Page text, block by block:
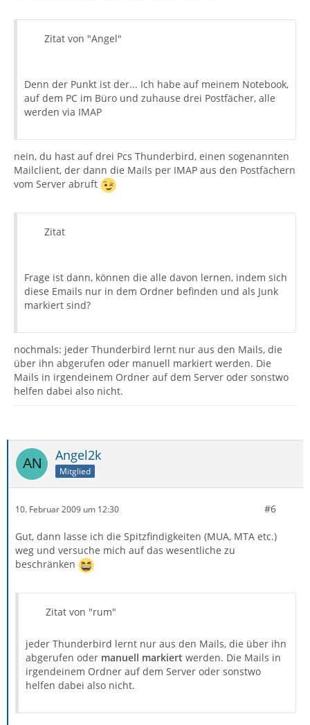
Zitat von "Angel"
Denn der Punkt ist der... Ich habe auf meinem Notebook,
auf dem PC im Büro und zuhause drei Postfächer, alle
werden via IMAP
nein, du hast auf drei Pcs Thunderbird, einen sogenannten
Mailclient, der dann die Mails per IMAP aus den Postfächern
vom Server abruft
Zitat
Frage ist dann, können die alle davon lernen, indem sich
diese Emails nur in dem Ordner befinden und als Junk
markiert sind?
nochmals: jeder Thunderbird lernt nur aus den Mails, die
über ihn abgerufen oder manuell markiert werden. Die
Mails in irgendeinem Ordner auf dem Server oder sonstwo
helfen dabei also nicht.
Angel2k
Mitglied
10. Februar 2009 um 12:30 #6
Gut, dann lasse ich die Spitzfindigkeiten (MUA, MTA etc.)
weg und versuche mich auf das wesentliche zu
beschränken
Zitat von "rum"
jeder Thunderbird lernt nur aus den Mails, die über ihn
abgerufen oder manuell markiert werden. Die Mails in
irgendeinem Ordner auf dem Server oder sonstwo
helfen dabei also nicht.